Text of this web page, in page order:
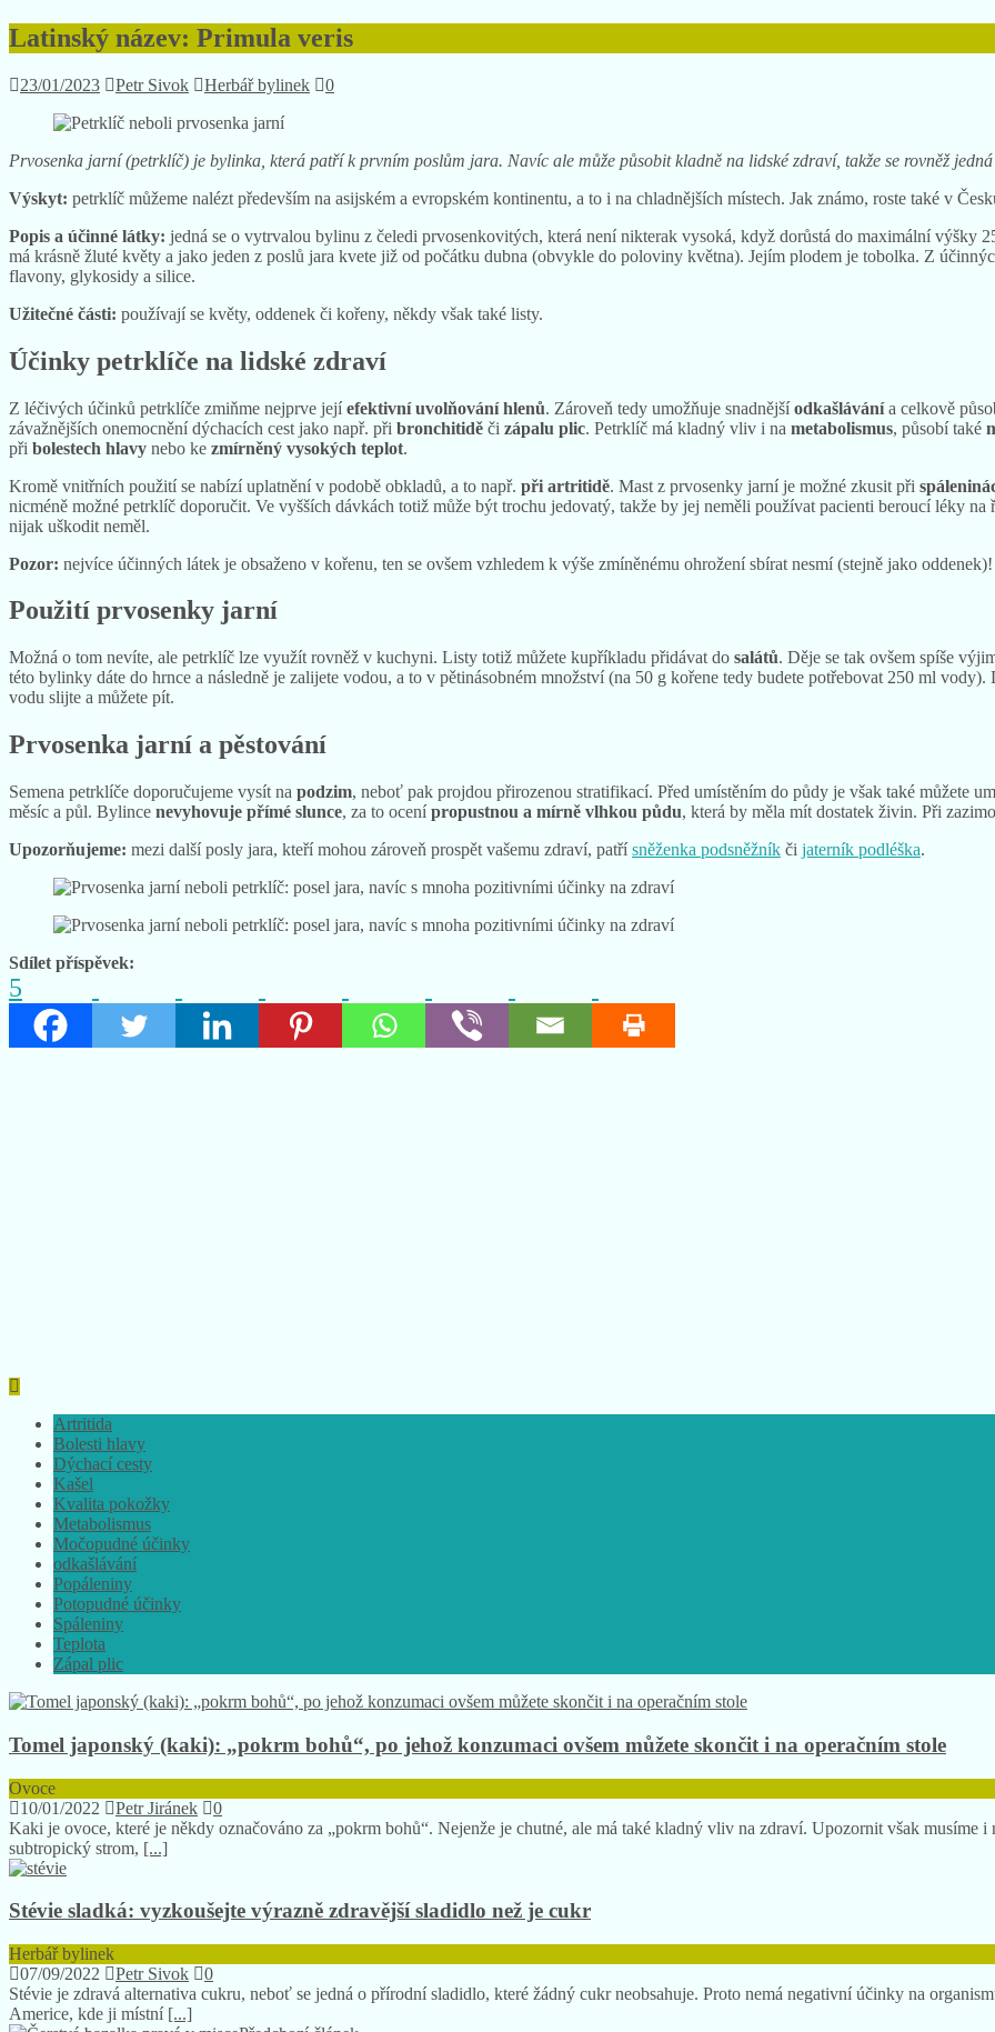
Latinský název: Primula veris
23/01/2023 Petr Sivok Herbář bylinek 0
Prvosenka jarní (petrklíč) je bylinka, která patří k prvním poslům jara. Navíc ale může působit kladně na lidské zdraví, takže se rovněž
Výskyt: petrklíč můžeme nalézt především na asijském a evropském kontinentu, a to i na chladnějších místech. Jak známo, roste také v
Popis a účinné látky: jedná se o vytrvalou bylinu z čeledi prvosenkovitých, která není nikterak vysoká, když dorůstá do maximální výšky
má krásně žluté květy a jako jeden z poslů jara kvete již od počátku dubna (obvykle do poloviny května). Jejím plodem je tobolka. Z
flavony, glykosidy a silice.
Užitečné části: používají se květy, oddenek či kořeny, někdy však také listy.
Účinky petrklíče na lidské zdraví
Z léčivých účinků petrklíče zmiňme nejprve její efektivní uvolňování hlenů . Zároveň tedy umožňuje snadnější odkašlávánía celkově
závažnějších onemocnění dýchacích cest jako např. při bronchitidě či zápalu plic . Petrklíč má kladný vliv i na metabolismus , působí také
při bolestech hlavy nebo ke zmírněný vysokých teplot
Kromě vnitřních použití se nabízí uplatnění v podobě obkladů, a to např. při artritidě . Mast z prvosenky jarní je možné zkusit při
nicméně možné petrklíč doporučit. Ve vyšších dávkách totiž může být trochu jedovatý, takže by jej neměli používat pacienti beroucí léky
nijak uškodit neměl.
Pozor: nejvíce účinných látek je obsaženo v kořenu, ten se ovšem vzhledem k výše zmíněnému ohrožení sbírat nesmí (stejně jako
Použití prvosenky jarní
Možná o tom nevíte, ale petrklíč lze využít rovněž v kuchyni. Listy totiž můžete kupříkladu přidávat do salátů . Děje se tak ovšem spíše
této bylinky dáte do hrnce a následně je zalijete vodou, a to v pětinásobném množství (na 50 g kořene tedy budete potřebovat 250 ml
vodu slijte a můžete pít.
Prvosenka jarní a pěstování
Semena petrklíče doporučujeme vysít na podzim , neboť pak projdou přirozenou stratifikací. Před umístěním do půdy je však také můžete
měsíc a půl. Bylincenevyhovuje přímé slunce , za to ocenípropustnou a mírně vlhkou půdu , která by měla mít dostatek živin. Při
Upozorňujeme: mezi další posly jara, kteří mohou zároveň prospět vašemu zdraví, patřísněženka podsněžník či jaterník podléška
Sdílet příspěvek:
5
Artritida
Bolesti hlavy
Dýchací cesty
Kašel
Kvalita pokožky
Metabolismus
Močopudné účinky
odkašlávání
Popáleniny
Potopudné účinky
Spáleniny
Teplota
Zápal plic
Tomel japonský (kaki): „pokrm bohů“, po jehož konzumaci ovšem můžete skončit i na operačním stole
Ovoce
10/01/2022
Petr Jiránek
0
Kaki je ovoce, které je někdy označováno za „pokrm bohů“. Nejenže je chutné, ale má také kladný vliv na zdraví. Upozornit však musíme
subtropický strom, [...]
Stévie sladká: vyzkoušejte výrazně zdravější sladidlo než je cukr
Herbář bylinek
07/09/2022
Petr Sivok
0
Stévie je zdravá alternativa cukru, neboť se jedná o přírodní sladidlo, které žádný cukr neobsahuje. Proto nemá negativní účinky na
Americe, kde ji místní [...]